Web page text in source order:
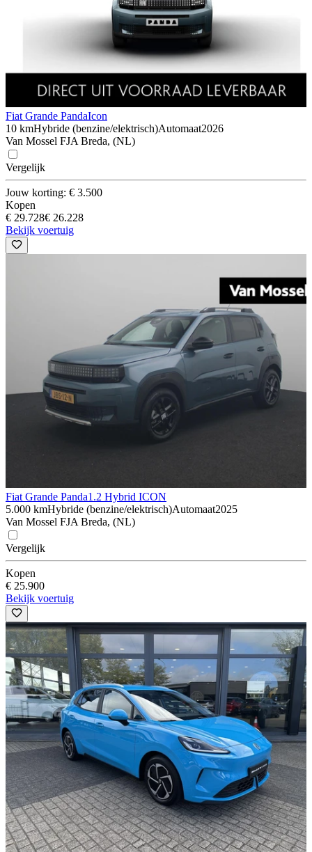
Fiat Grande PandaIcon
10 kmHybride (benzine/elektrisch)Automaat2026
Van Mossel FJA Breda, (NL)
Vergelijk
Jouw korting: € 3.500
Kopen
€ 29.728€ 26.228
Bekijk voertuig
Fiat Grande Panda1.2 Hybrid ICON
5.000 kmHybride (benzine/elektrisch)Automaat2025
Van Mossel FJA Breda, (NL)
Vergelijk
Kopen
€ 25.900
Bekijk voertuig